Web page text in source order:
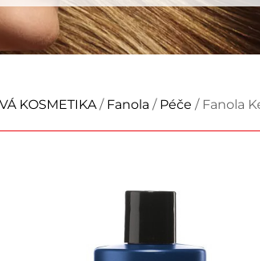
KOSMETIKA / Fanola / Péče / Fanola